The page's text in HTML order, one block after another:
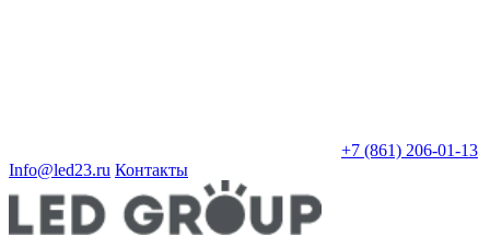
+7 (861) 206-01-13
Info@led23.ru Контакты